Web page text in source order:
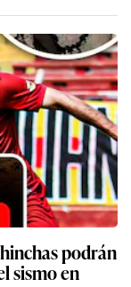
podrán
sismo en